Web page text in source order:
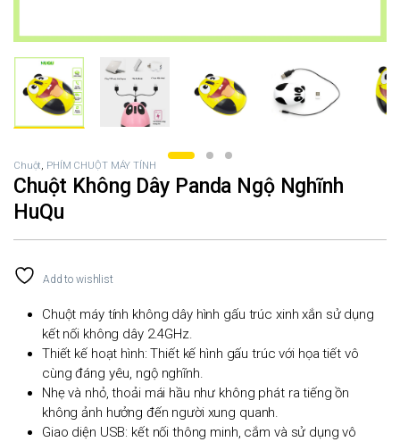
Chuột, PHÍM CHUỘT MÁY TÍNH
Chuột Không Dây Panda Ngộ Nghĩnh
HuQu
Add to wishlist
Chuột máy tính không dây hình gấu trúc xinh xắn sử dụng
kết nối không dây 2.4GHz.
Thiết kế hoạt hình: Thiết kế hình gấu trúc với họa tiết vô
cùng đáng yêu, ngộ nghĩnh.
Nhẹ và nhỏ, thoải mái hầu như không phát ra tiếng ồn
không ảnh hưởng đến người xung quanh.
Giao diện USB: kết nối thông minh, cắm và sử dụng vô